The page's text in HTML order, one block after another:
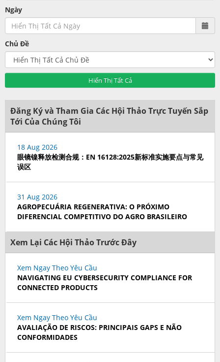
Ngày
Chủ Đề
Hiển Thị Tất Cả
Đăng Ký và Tham Gia Các Hội Thảo Trực Tuyến Sắp
Tới Của Chúng Tôi
18 Aug 2026
眼镜镍释放检测合规：EN 16128:2025新标准实施要点与常见
误区
31 Aug 2026
AGROPECUÁRIA REGENERATIVA: O PRÓXIMO
DIFERENCIAL COMPETITIVO DO AGRO BRASILEIRO
Xem Lại Các Hội Thảo Trước Đây
Xem Ngay Theo Yêu Cầu
NAVIGATING EU CYBERSECURITY COMPLIANCE FOR
CONNECTED PRODUCTS
Xem Ngay Theo Yêu Cầu
AVALIAÇÃO DE RISCOS: PRINCIPAIS GAPS E NÃO
CONFORMIDADES